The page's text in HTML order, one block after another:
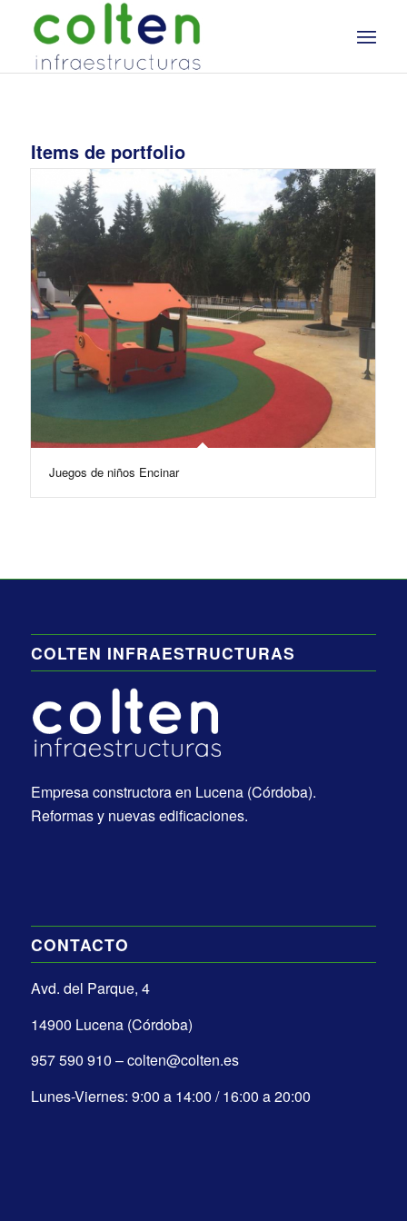
Items de portfolio
Juegos de niños Encinar
COLTEN INFRAESTRUCTURAS
Empresa constructora en Lucena (Córdoba).
Reformas y nuevas edificaciones.
CONTACTO
Avd. del Parque, 4
14900 Lucena (Córdoba)
957 590 910 – colten@colten.es
Lunes-Viernes: 9:00 a 14:00 / 16:00 a 20:00